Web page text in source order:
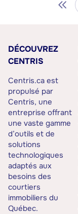
DÉCOUVREZ
CENTRIS
Centris.ca est
propulsé par
Centris, une
entreprise offrant
une vaste gamme
d’outils et de
solutions
technologiques
adaptés aux
besoins des
courtiers
immobiliers du
Québec.